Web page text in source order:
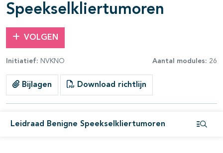
Speekselkliertumoren
VOLGEN
Initiatief: NVKNO Aantal modules: 26
Bijlagen Download richtlijn
Leidraad Benigne Speekselkliertumoren
open- en dichtklappen
open- en dichtklappen
open- en dichtklappen